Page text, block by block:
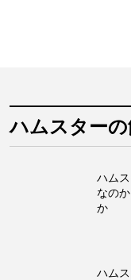
ハムスター
ハム
なの
か
ハム